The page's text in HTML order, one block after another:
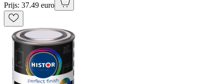
Prijs: 37.49 euro